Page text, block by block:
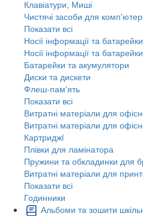
Клавіатури, Миші
Чистячі засоби для
Показати всі
Носії інформації та батарейки
Носії інформації та батарейки
Батарейки та акумулятори
Диски та дискети
Флеш-пам'ять
Показати всі
Витратні матеріали для
Витратні матеріали для
Картриджi
Плівки для ламінатора
Пружини та обкладинки для
Витратні матеріали для
Показати всі
Годинники
Альбоми та зошити